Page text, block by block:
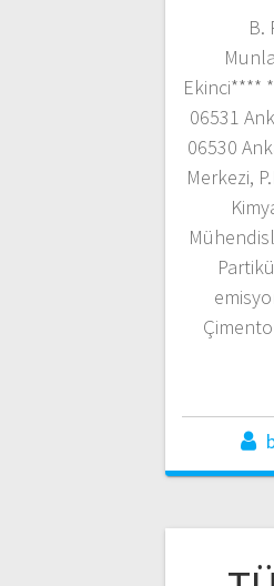
B.
Ekinci****
06531
06530
Merkezi,